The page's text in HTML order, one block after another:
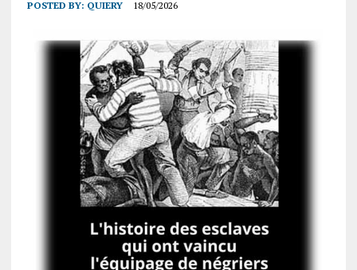
POSTED BY: QUIERY 18/05/2026